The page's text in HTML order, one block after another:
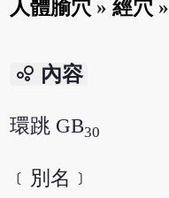
人體腧穴 »經穴 »
bubble_chart 內容
環跳 GB30
﹝別名﹞